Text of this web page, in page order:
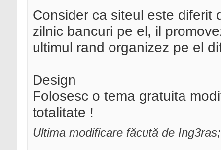
Consider ca siteul este diferit
zilnic bancuri pe el, il
ultimul rand organizez pe el
Design
Folosesc o tema gratuita
totalitate !
Ultima modificare făcută de